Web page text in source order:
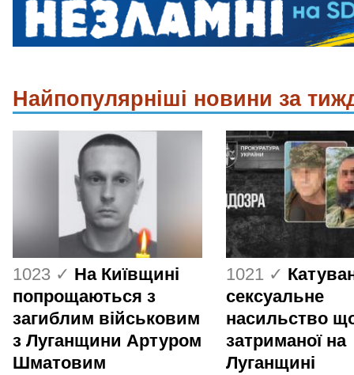
Найпопулярніші новини за
1023 ✓ На Київщині
попрощаються з
загиблим військовим
з Луганщини Артуром
Шматовим
1021 ✓
сексуальне
насильство
затриманої на
Луганщині